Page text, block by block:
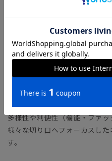
ステルをバランスよく配合す
性も実現。さらっと滑らかな
対応可能です。
【機能】
ウォッシャブル／汚れてもご
【ショップインブランド】
ク）
多様性や利便性（機能・ファ
様々な切り口へフォーカスし
す。